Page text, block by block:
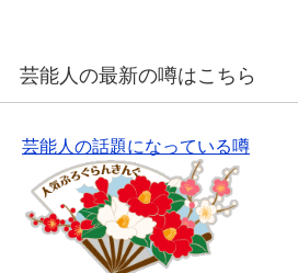
芸能人の最新の噂はこちら
芸能人の話題になっている噂